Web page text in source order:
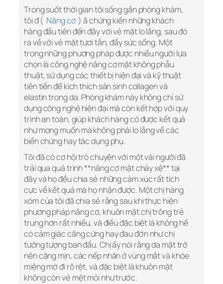
Trong suốt thời gian tôi sống gần phòng khám,
tôi đ ( Nâng cơ) ã chứng kiến những khách
hàng đầu tiên đến đây với vẻ mặt lo lắng, sau đó
ra về với vẻ mặt tươi tắn, đầy sức sống. Một
trong những phương pháp được nhiều người lựa
chọn là công nghệ nâng cơ mặt không phẫu
thuật, sử dụng các thiết bị hiện đại và kỹ thuật
tiên tiến để kích thích sản sinh collagen và
elastin trong da. Phòng khám này không chỉ sử
dụng công nghệ hiện đại mà còn kết hợp với quy
trình an toàn, giúp khách hàng có được kết quả
như mong muốn mà không phải lo lắng về các
biến chứng hay tác dụng phụ.
Tôi đã có cơ hội trò chuyện với một vài người đã
trải qua quá trình **nâng cơ mặt chảy xệ** tại
đây và họ đều chia sẻ những cảm xúc rất tích
cực về kết quả mà họ nhận được. Một chị hàng
xóm của tôi đã chia sẻ rằng sau khi thực hiện
phương pháp nâng cơ, khuôn mặt chị trông trẻ
trung hơn rất nhiều, và điều đặc biệt là không hề
có cảm giác căng cứng hay đau đớn như chị
tưởng tượng ban đầu. Chị ấy nói rằng da mặt trở
nên căng mịn, các nếp nhăn ở vùng mắt và khóe
miệng mờ đi rõ rệt, và đặc biệt là khuôn mặt
không còn vẻ mệt mỏi như trước.